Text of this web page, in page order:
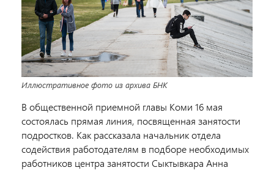
Иллюстративное фото из архива БНК
В общественной приемной главы Коми 16 мая
состоялась прямая линия, посвященная занятости
подростков. Как рассказала начальник отдела
содействия работодателям в подборе необходимых
работников центра занятости Сыктывкара Анна